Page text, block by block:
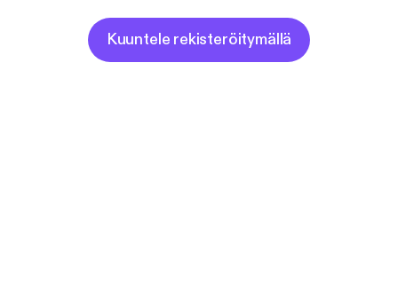
Kuuntele rekisteröitymällä